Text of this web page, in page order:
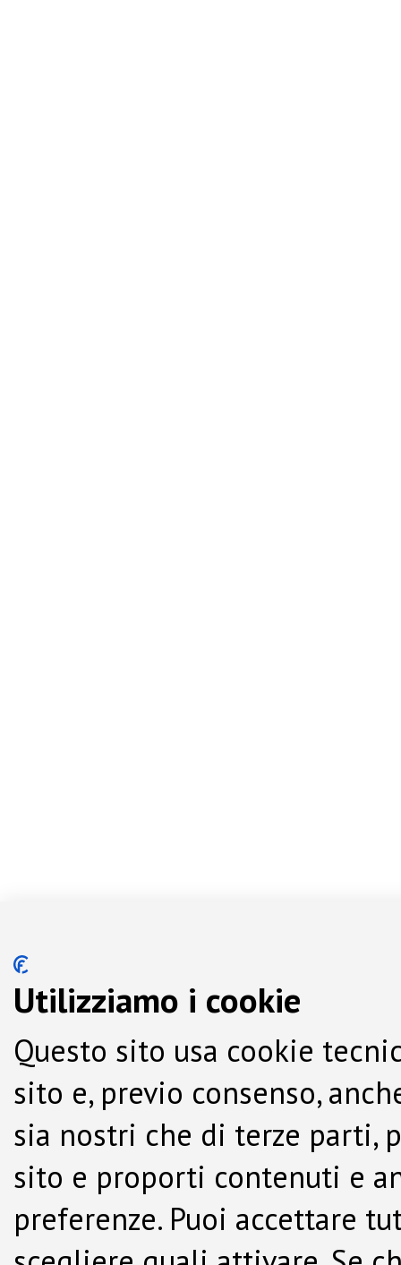
Utilizziamo i cookie
Questo sito usa cookie
sito e, previo consenso,
sia nostri che di terze parti,
sito e proporti contenuti e
preferenze. Puoi accettare